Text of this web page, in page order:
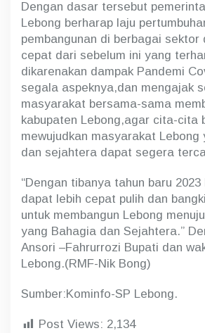
Dengan dasar tersebut
Lebong berharap laju
pembangunan di berbagai sektor
cepat dari sebelum ini yang
dikarenakan dampak Pandemi
segala aspeknya,dan mengajak
masyarakat bersama-sama
kabupaten Lebong,agar cita-cita
mewujudkan masyarakat Lebong
dan sejahtera dapat segera
“Dengan tibanya tahun baru
dapat lebih cepat pulih dan
untuk membangun Lebong
yang Bahagia dan Sejahtera.”
Ansori –Fahrurrozi Bupati dan
Lebong.(RMF-Nik Bong)
Sumber:Kominfo-SP Lebong.
Post Views: 2,134